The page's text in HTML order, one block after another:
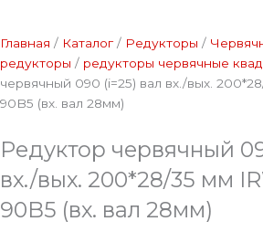
Главная / Каталог / Редукторы /
редукторы / редукторы червячные
червячный 090 (i=25) вал вх./вых.
90B5 (вх. вал 28мм)
Редуктор червячный
вх./вых. 200*28/35 мм
90B5 (вх. вал 28мм)